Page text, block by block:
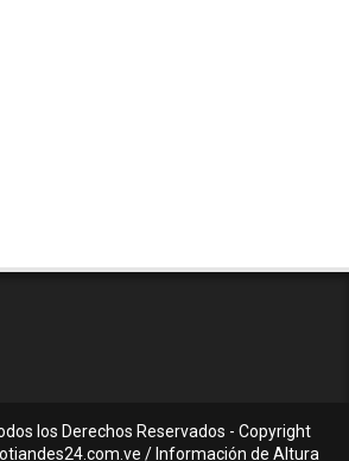
los Derechos Reservados - Copyright
/ Información de Altura